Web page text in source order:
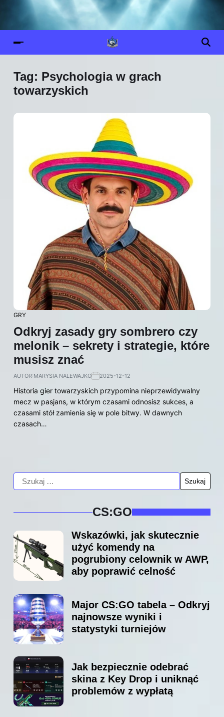
Tag: Psychologia w grach
towarzyskich
GRY
Odkryj zasady gry sombrero czy
melonik – sekrety i strategie, które
musisz znać
AUTOR:MARYSIA NALEWAJKO 2025-12-12
Historia gier towarzyskich przypomina nieprzewidywalny
mecz w pasjans, w którym czasami odnosisz sukces, a
czasami stół zamienia się w pole bitwy. W dawnych
czasach…
CS:GO
Wskazówki, jak skutecznie
użyć komendy na
pogrubiony celownik w AWP,
aby poprawić celność
Major CS:GO tabela – Odkryj
najnowsze wyniki i
statystyki turniejów
Jak bezpiecznie odebrać
skina z Key Drop i uniknąć
problemów z wypłatą